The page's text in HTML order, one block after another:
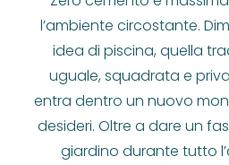
l’ambiente circostante.
idea di piscina, quella
uguale, squadrata e
entra dentro un nuovo
desideri. Oltre a dare un
giardino durante tutto